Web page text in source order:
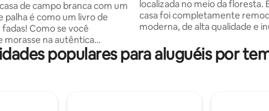
de campo branca com um
palha é como um livro de
Como se você
morasse na autêntica
barcos podem ser
vizinhos e as belas pontes
localizada no meio da floresta.
casa foi completamente
moderna, de alta qualidade e
nova sauna barrel e pela
hidromassagem no jardim (vs.
intocada. A propriedade
populares para aluguéis por